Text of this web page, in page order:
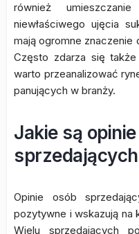
również
niewłaściwego ujęcia
mają ogromne znaczenie
Często zdarza się
warto przeanalizować
panujących w branży.
Jakie są
Opinie osób
pozytywne i wskazują na
Wielu sprzedających